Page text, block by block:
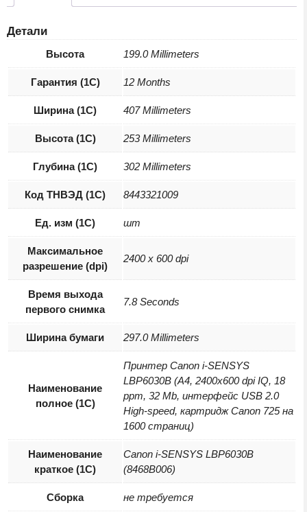
Детали
Высота 199.0 Millimeters
Гарантия (1С) 12 Months
Ширина (1С) 407 Millimeters
Высота (1С) 253 Millimeters
Глубина (1С) 302 Millimeters
Код ТНВЭД (1С) 8443321009
Ед. изм (1С) шт
Максимальное
разрешение (dpi)
2400 x 600 dpi
Время выхода
первого снимка
7.8 Seconds
Ширина бумаги 297.0 Millimeters
Наименование
полное (1С)
Принтер Canon i-SENSYS
LBP6030B (A4, 2400х600 dpi IQ, 18
ppm, 32 Mb, интерфейс USB 2.0
High-speed, картридж Canon 725 на
1600 страниц)
Наименование
краткое (1C)
Canon i-SENSYS LBP6030B
(8468B006)
Сборка не требуется